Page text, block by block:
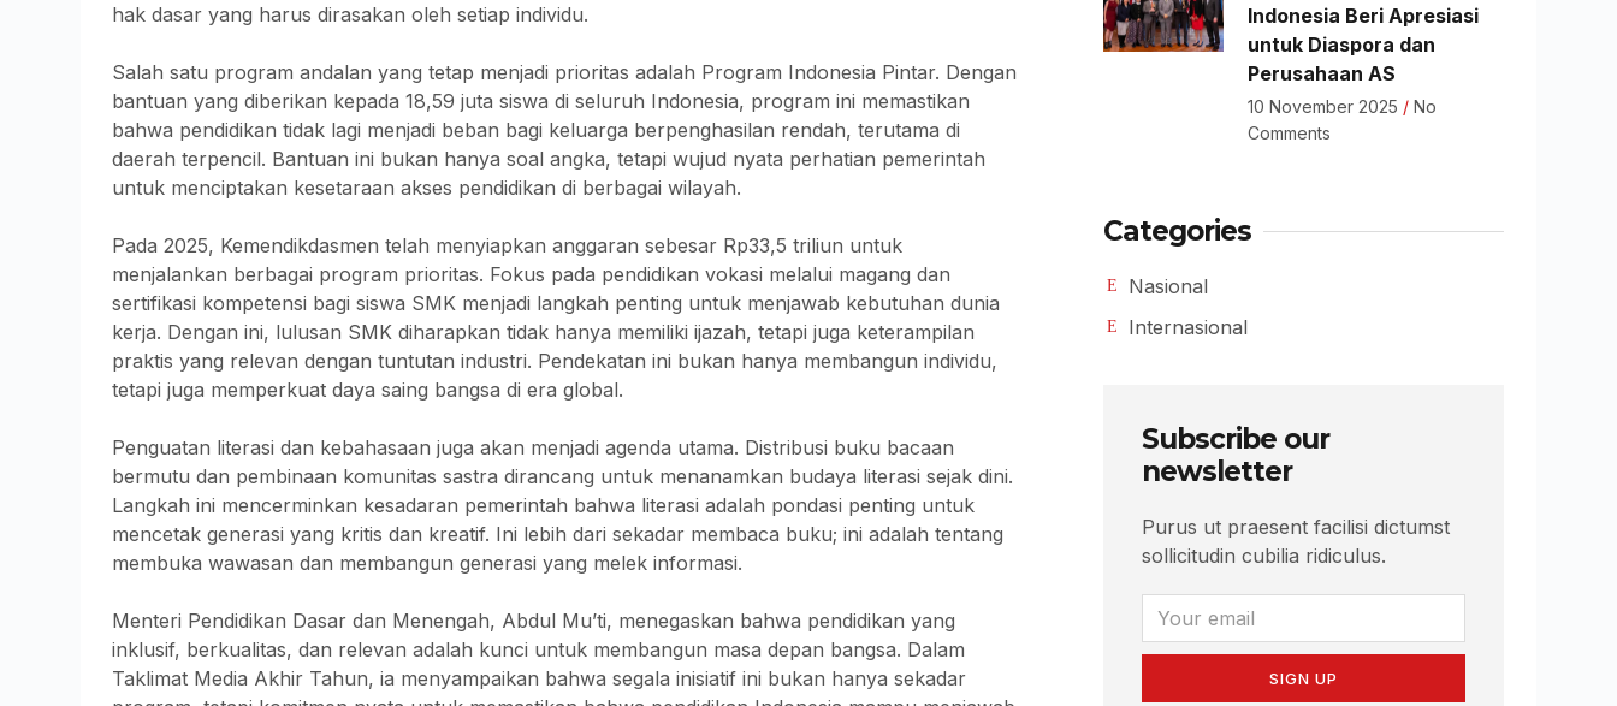
hak dasar yang harus dirasakan oleh setiap individu.
Salah satu program andalan yang tetap menjadi prioritas adalah Program Indonesia Pintar. Dengan
bantuan yang diberikan kepada 18,59 juta siswa di seluruh Indonesia, program ini memastikan
bahwa pendidikan tidak lagi menjadi beban bagi keluarga berpenghasilan rendah, terutama di
daerah terpencil. Bantuan ini bukan hanya soal angka, tetapi wujud nyata perhatian pemerintah
untuk menciptakan kesetaraan akses pendidikan di berbagai wilayah.
Pada 2025, Kemendikdasmen telah menyiapkan anggaran sebesar Rp33,5 triliun untuk
menjalankan berbagai program prioritas. Fokus pada pendidikan vokasi melalui magang dan
sertifikasi kompetensi bagi siswa SMK menjadi langkah penting untuk menjawab kebutuhan dunia
kerja. Dengan ini, lulusan SMK diharapkan tidak hanya memiliki ijazah, tetapi juga keterampilan
praktis yang relevan dengan tuntutan industri. Pendekatan ini bukan hanya membangun individu,
tetapi juga memperkuat daya saing bangsa di era global.
Penguatan literasi dan kebahasaan juga akan menjadi agenda utama. Distribusi buku bacaan
bermutu dan pembinaan komunitas sastra dirancang untuk menanamkan budaya literasi sejak dini.
Langkah ini mencerminkan kesadaran pemerintah bahwa literasi adalah pondasi penting untuk
mencetak generasi yang kritis dan kreatif. Ini lebih dari sekadar membaca buku; ini adalah tentang
membuka wawasan dan membangun generasi yang melek informasi.
Menteri Pendidikan Dasar dan Menengah, Abdul Mu’ti, menegaskan bahwa pendidikan yang
inklusif, berkualitas, dan relevan adalah kunci untuk membangun masa depan bangsa. Dalam
Taklimat Media Akhir Tahun, ia menyampaikan bahwa segala inisiatif ini bukan hanya sekadar
Indonesia Beri Apresiasi
untuk Diaspora dan
Perusahaan AS
10 November 2025
No
Comments
Categories
Nasional
Internasional
Subscribe our
newsletter
Purus ut praesent facilisi dictumst
sollicitudin cubilia ridiculus.
SIGN UP